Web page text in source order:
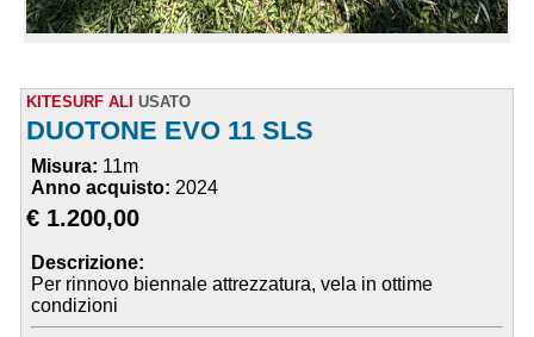
KITESURF ALI USATO
DUOTONE EVO 11 SLS
Misura: 11m
Anno acquisto: 2024
€ 1.200,00
Descrizione:
Per rinnovo biennale attrezzatura, vela in ottime
condizioni